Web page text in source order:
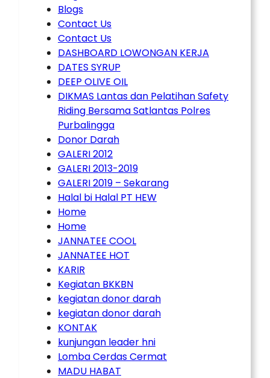
Blogs
Contact Us
Contact Us
DASHBOARD LOWONGAN KERJA
DATES SYRUP
DEEP OLIVE OIL
DIKMAS Lantas dan Pelatihan Safety
Riding Bersama Satlantas Polres
Purbalingga
Donor Darah
GALERI 2012
GALERI 2013-2019
GALERI 2019 – Sekarang
Halal bi Halal PT HEW
Home
Home
JANNATEE COOL
JANNATEE HOT
KARIR
Kegiatan BKKBN
kegiatan donor darah
kegiatan donor darah
KONTAK
kunjungan leader hni
Lomba Cerdas Cermat
MADU HABAT